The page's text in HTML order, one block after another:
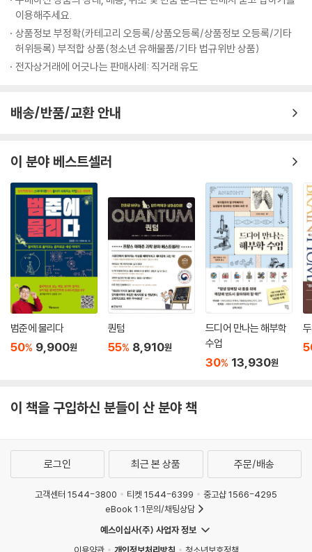
롭다. 물리는 기본적으로 물질에 기초하여 세상을 이해하려고 노력한다.
유물론적이란 뜻이다. 모든 물리량은 직접 측정이 가능하고 정량적으로 다
룰 수 있다. 사랑, 정의, 도덕 같은 개념과 비교하면 위치, 속도, 질량, 에너
지, 전하 같은 물리량이 얼마나 물질적인지 알 수 있다. 인간은 인지 혁명을
---「11장 우리는 어떻게 호모 사피엔스가 되었는가 330쪽」중에서
이 존재하도록 하는 과정에서 의미는 필요 없다. 정보 과학이 알아낸 놀라
운 결론이다.
---「12장 나는 존재한다, 더구나 생각도 한다 360쪽」중에서
적이지 않은 원자에서 출발하지만, 원자가 별, 지구, 생명, 그리고 우리와
어떤 관계를 맺고 있는지 다각도로 드러내면서 세상을 보는 새로운 관점과
때로는 위안을 전한다. 저자는 원자의 관점에서 본 죽음에 대해 다음과 같
이 말한다. “죽음이란 원자의 소멸이 아니라 원자의 재배열이다. 내가 죽어
도 내 몸을 이루는 원자들은 흩어져 다른 것의 일부가 된다. ‘인간은 흙에서
다. 이렇게 우리는 원자를 통해 영원히 존재한다.” 인간의 가장 근본적인
문제인 죽음에 대해 이보다 멋지게 과학의 언어로 표현할 수 있을까? 원자
이 삶 속에서 춤을 추듯 이런 표현들이 단지 수사에 그치지 않는다는 것을
새로운 시대의 새로운 교양
김상욱과 함께라면 과학도 이제 교양이 된다
과학은 왜 교양이 될 수 없을까. 이는 저자가 가지고 있는 문제의식 중 하나
이며 대중과 활발하게 소통하는 주된 이유기도 하다. 저자는 과학이 이제
전문가에게만 한정할 수 없는, 민주 시민이 알아야 할 필수 지식이라고 강
조한다. 챗GPT의 충격 등 과학 기술이 사회 변혁을 이끄는 시대, 시민의
올바른 판단을 위해서는 과학 지식이 필수적이기 때문이다. 이 책은 세상
을 이해하기 위해 경계를 넘어 세상을 모든 것을 이해하고자 했던 한 개인
의 노력인 동시에 물리학, 화학, 생물학, 뇌과학, 정보 과학 등 현대 과학이
내는 물론 현대 과학의 거의 모든 지식을 전하고 있다는 점에서 『하늘과 바
이용해주세요.
상품정보 부정확(카테고리 오등록/상품오등록/상품정보 오등록/기타
허위등록) 부적합 상품(청소년 유해물품/기타 법규위반 상품)
전자상거래에 어긋나는 판매사례: 직거래 유도
배송/반품/교환 안내
이 분야 베스트셀러
범준에 물리다
50% 9,900원
퀀텀
55% 8,910원
드디어 만나는 해부학
수업
30% 13,930원
이 책을 구입하신 분들이 산 분야 책
로그인 최근 본 상품 주문/배송
고객센터 1544-3800 티켓 1544-6399
중고샵 1566-4295
eBook 1:1문의/채팅상담
예스이십사(주) 사업자 정보